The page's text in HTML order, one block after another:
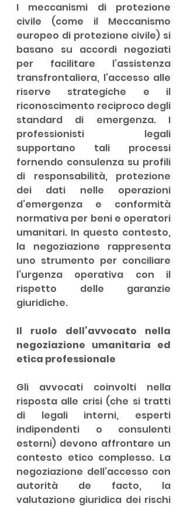
I meccanismi di protezione
civile (come il Meccanismo
europeo di protezione civile) si
basano su accordi negoziati
per facilitare l’assistenza
transfrontaliera, l’accesso alle
riserve strategiche e il
riconoscimento reciproco degli
standard di emergenza. I
professionisti legali
supportano tali processi
fornendo consulenza su profili
di responsabilità, protezione
dei dati nelle operazioni
d’emergenza e conformità
normativa per beni e operatori
umanitari. In questo contesto,
la negoziazione rappresenta
uno strumento per conciliare
l’urgenza operativa con il
rispetto delle garanzie
giuridiche.
Il ruolo dell’avvocato nella
negoziazione umanitaria ed
etica professionale
Gli avvocati coinvolti nella
risposta alle crisi (che si tratti
di legali interni, esperti
indipendenti o consulenti
esterni) devono affrontare un
contesto etico complesso. La
negoziazione dell’accesso con
autorità de facto, la
valutazione giuridica dei rischi